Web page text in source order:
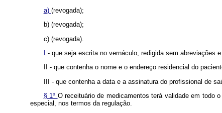
a) (revogada);
b) (revogada);
c) (revogada).
- que seja escrita no vernáculo, redigida sem abreviações
II - que contenha o nome e o endereço residencial do
III - que contenha a data e a assinatura do profissional de
§ 1º O receituário de medicamentos terá validade em todo
especial, nos termos da regulação.